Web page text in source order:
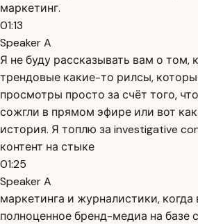
маркетинг.
01:13
Speaker A
Я не буду рассказывать вам о том,
трендовые какие-то рилсы,
просмотры просто за счёт того,
сожгли в прямом эфире или вот
история. Я топлю за investigative
контент на стыке
01:25
Speaker A
маркетинга и журналистики, когда
полноценное бренд-медиа на базе